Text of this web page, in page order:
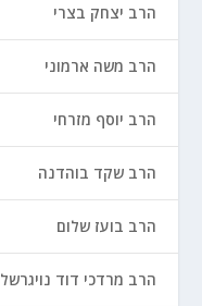
הרב יצחק בצרי
הרב משה ארמוני
הרב יוסף מזרחי
הרב שקד בוהדנה
הרב בועז שלום
הרב מרדכי דוד נויגרשל